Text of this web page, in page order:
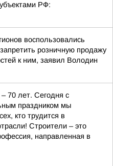
РФ:
воспользовались
розничную продажу
к ним, заявил Володин
70 лет. Сегодня с
праздником мы
кто трудится в
Строители – это
направленная в